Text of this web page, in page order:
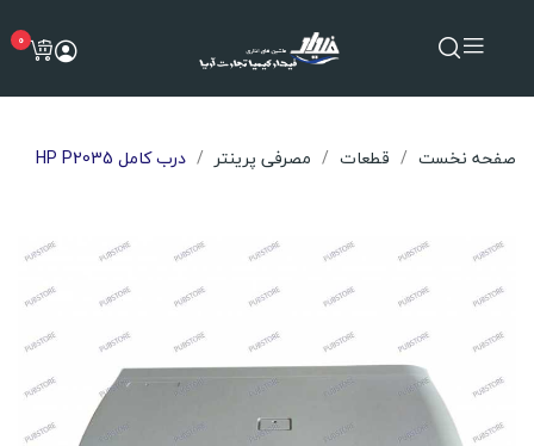
0
صفحه نخست قطعات مصرفی پرینتر درب کامل HP P2035